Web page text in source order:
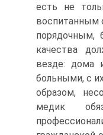
есть не
воспитанным
порядочным,
качества
везде: дома
больными, с
образом,
медик